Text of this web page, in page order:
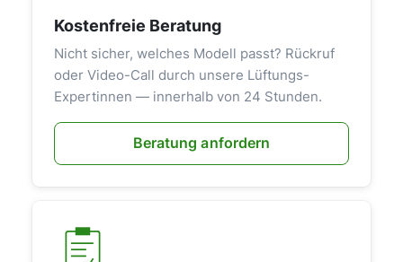
Kostenfreie Beratung
Nicht sicher, welches Modell passt? Rückruf
oder Video-Call durch unsere Lüftungs-
Expertinnen — innerhalb von 24 Stunden.
Beratung anfordern